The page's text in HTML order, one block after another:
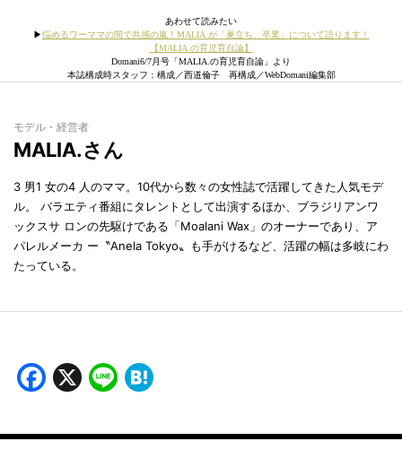
あわせて読みたい
▶︎悩めるワーママの間で共感の嵐！MALIA.が「巣立ち、卒業」について語ります！
【MALIA.の育児育自論】
Domani6/7月号「MALIA.の育児育自論」より
本誌構成時スタッフ：構成／西道倫子 再構成／WebDomani編集部
モデル・経営者
MALIA.さん
3 男1 女の4 人のママ。10代から数々の女性誌で活躍してきた人気モデ
ル。 バラエティ番組にタレントとして出演するほか、ブラジリアンワ
ックスサ ロンの先駆けである「Moalani Wax」のオーナーであり、ア
パレルメーカ ー〝Anela Tokyo〟も手がけるなど、活躍の幅は多岐にわ
たっている。
Facebook
X Line